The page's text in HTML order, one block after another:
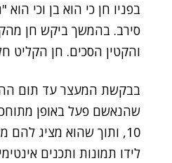
בפניו חן כי הוא בן וכי
סירב. בהמשך ביקש חן
והקטין הסכים. חן הקליט
בבקשת המעצר עד תום
שהנאשם פעל באופן
10, ותוך שהוא מציג להם
לידו תמונות ותכנים